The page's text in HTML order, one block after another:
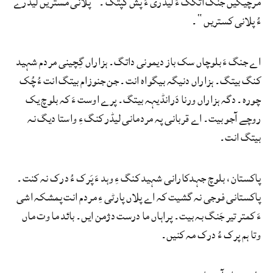
ءُ پلانی کستریں“۔
اے جنگ ءَ بلوچاں سک باز دیمونی داتگ۔ ہزاراں گِچینی مردم شہید
کنگ بیتگ۔ ہزاراں دنیگہ بیگواہ انت۔ جن جنوزام بیتگ انت ءُ چُک
چورہ۔ دگہ ہزاراں ورنا دَرانڈیہہ بیتگ۔ پرے اوست ءَ کہ بلوچ یک
روچے آجو بیت۔ اے قربانی پہ مردماںی لیڈر کنگ ءِ واستا دیگ نہ
بیتگ انت۔
پاکستان، بلوچ جہدکارانی شہید کنگ ءِ وہد ءَ پَرک ءُ درک نہ کنت۔
پاکستانی فوجی نہ گشیت کہ اے پلاں پارٹی ءِ مردم انت پمشکہ اشی
ءَ کمتر تیر جَنگ بہ بیت۔ پراہاں ما درست دژمن ایں۔ بائد ما وت ماں
وتا ہم پرک ءُ درک مہ کنیں۔